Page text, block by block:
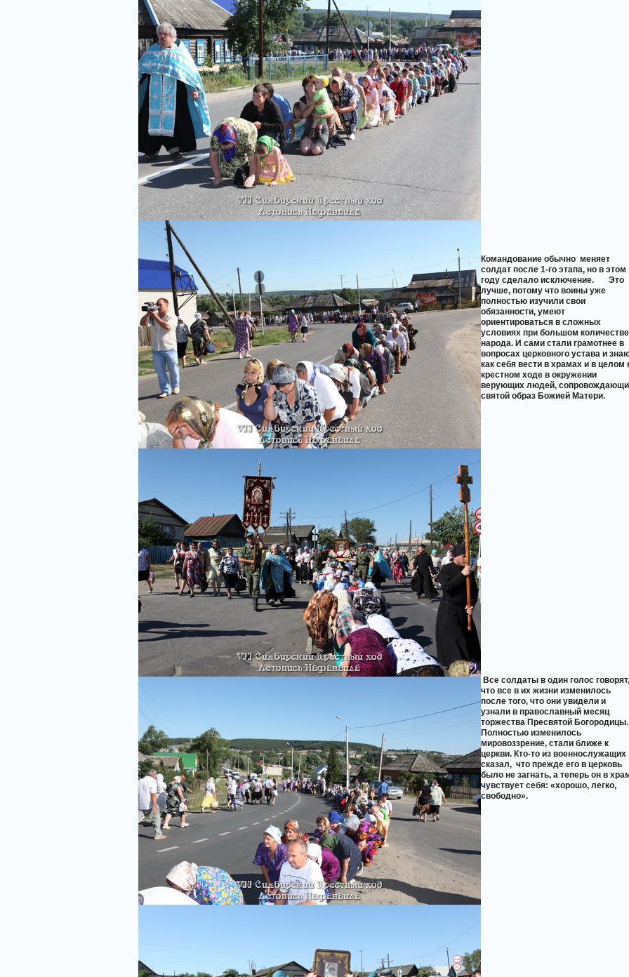
Командование обычно меняет
солдат после 1-го этапа, но в этом
году сделало исключение.
Это
лучше, потому что воины уже
полностью изучили свои
обязанности, умеют
ориентироваться в сложных
условиях при большом количестве
народа. И сами стали грамотнее в
вопросах церковного устава и
как себя вести в храмах и в целом
крестном ходе в окружении
верующих людей,
святой образ Божией Матери.
Все солдаты в один голос говорят,
что все в их жизни изменилось
после того, что они увидели и
узнали в православный месяц
торжества Пресвятой Богородицы.
Полностью изменилось
мировоззрение, стали ближе к
церкви. Кто-то из военнослужащих
сказал, что прежде его в церковь
было не загнать, а теперь он в
чувствует себя: «хорошо, легко,
свободно».